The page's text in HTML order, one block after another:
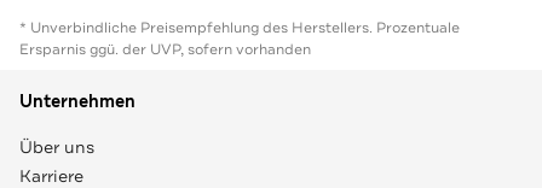
* Unverbindliche Preisempfehlung des Herstellers. Prozentuale
Ersparnis ggü. der UVP, sofern vorhanden
Unternehmen
Über uns
Karriere